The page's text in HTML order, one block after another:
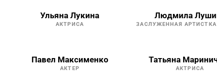
Ульяна Лукина
АКТРИСА
Людмила
ЗАСЛУЖЕННАЯ
Павел Максименко
АКТЕР
Татьяна
АКТРИСА